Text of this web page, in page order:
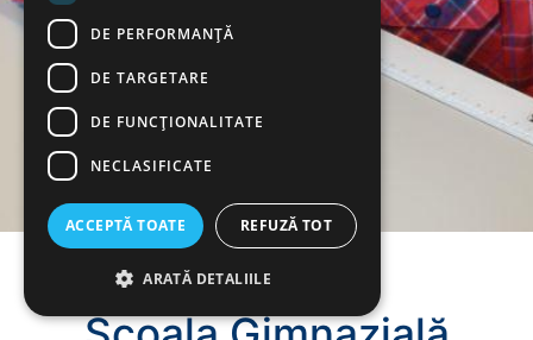
DE PERFORMANȚĂ
DE TARGETARE
DE FUNCŢIONALITATE
NECLASIFICATE
ACCEPTĂ TOATE REFUZĂ TOT
ARATĂ DETALIILE